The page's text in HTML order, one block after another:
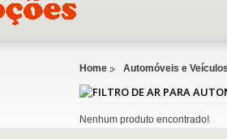
Home Automóveis e
Nenhum produto encontrado!